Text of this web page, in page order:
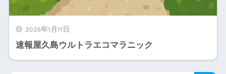
2026年1月11日
速報屋久島ウルトラエコマラニック